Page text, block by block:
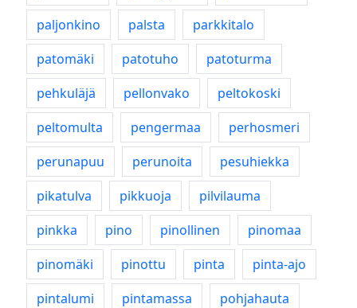
paljonkino
palsta
parkkitalo
patomäki
patotuho
patoturma
pehkuläjä
pellonvako
peltokoski
peltomulta
pengermaa
perhosmeri
perunapuu
perunoita
pesuhiekka
pikatulva
pikkuoja
pilvilauma
pinkka
pino pinollinen
pinomaa
pinomäki
pinottu pinta
pinta-ajo
pintalumi
pintamassa
pohjahauta